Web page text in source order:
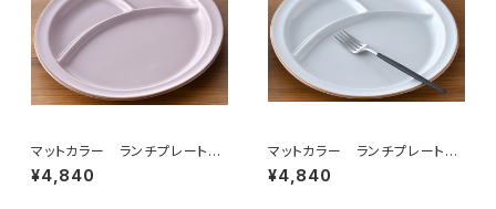
マットカラー ランチプレート
（ピンク）
¥4,840
マットカラー ランチプレート
（ホワイト）
¥4,840